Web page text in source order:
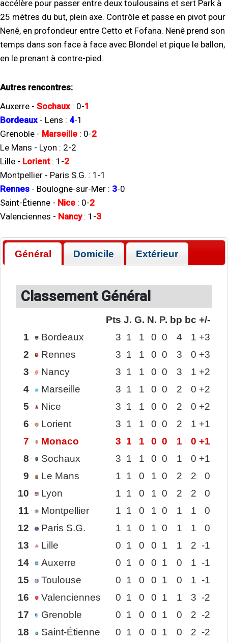
accélère pour passer entre deux toulousains et sert Park à
25 mètres du but, plein axe. Contrôle et passe en pivot pour
Nenê, en profondeur entre Cetto et Fofana. Nenê prend son
temps dans son face à face avec Blondel et pique le ballon,
en le prenant à contre-pied.
Autres rencontres:
Auxerre - Sochaux : 0-1
Bordeaux - Lens : 4-1
Grenoble - Marseille : 0-2
Le Mans - Lyon : 2-2
Lille - Lorient: 1 -2
Montpellier - Paris S.G. : 1 -1
Rennes - Boulogne-sur-Mer : 3-0
Saint-Étienne - Nice : 0-2
Valenciennes - Nancy: 1 -3
Général Domicile Extérieur
Classement Général
Pts J. G. N. P. bp bc +/-
1
Bordeaux 3 1 1 0 0 4 1 +3
2
Rennes 3 1 1 0 0 3 0 +3
3
Nancy 3 1 1 0 0 3 1 +2
4
Marseille 3 1 1 0 0 2 0 +2
5
Nice 3 1 1 0 0 2 0 +2
6
Lorient 3 1 1 0 0 2 1 +1
7
Monaco 3 1 1 0 0 1 0 +1
8
Sochaux 3 1 1 0 0 1 0 +1
9
Le Mans 1 1 0 1 0 2 2
0
10
Lyon 1 1 0 1 0 2 2
0
11
Montpellier 1 1 0 1 0 1 1
0
12
Paris S.G. 1 1 0 1 0 1 1
0
13
Lille 0 1 0 0 1 1 2 -1
14
Auxerre 0 1 0 0 1 0 1 -1
15
Toulouse 0 1 0 0 1 0 1 -1
16
Valenciennes 0 1 0 0 1 1 3 -2
17
Grenoble 0 1 0 0 1 0 2 -2
18
Saint-Étienne 0 1 0 0 1 0 2 -2